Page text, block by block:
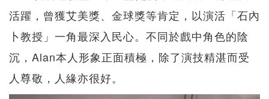
活躍，曾獲艾美獎、金球獎等肯定，以演活「石內
卜教授」一角最深入民心。不同於戲中角色的陰
沉，Alan本人形象正面積極，除了演技精湛而受
人尊敬，人緣亦很好。